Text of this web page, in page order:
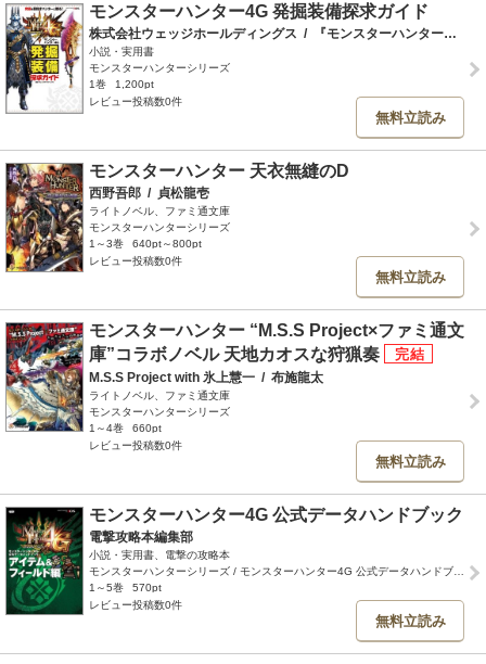
モンスターハンター4G 発掘装備探求ガイド
株式会社ウェッジホールディングス / 『モンスターハンター４Ｇ』開発チーム
小説・実用書
モンスターハンターシリーズ
1巻
1,200pt
レビュー投稿数0件
無料立読み
モンスターハンター 天衣無縫のD
西野吾郎 / 貞松龍壱
ライトノベル、ファミ通文庫
モンスターハンターシリーズ
1～3巻
640pt～800pt
レビュー投稿数0件
無料立読み
モンスターハンター “M.S.S Project×ファミ通文
庫”コラボノベル 天地カオスな狩猟奏
M.S.S Project with 氷上慧一 / 布施龍太
ライトノベル、ファミ通文庫
モンスターハンターシリーズ
1～4巻
660pt
レビュー投稿数0件
無料立読み
モンスターハンター4G 公式データハンドブック
電撃攻略本編集部
小説・実用書、電撃の攻略本
モンスターハンターシリーズ / モンスターハンター4G 公式データハンドブック
1～5巻
570pt
レビュー投稿数0件
無料立読み